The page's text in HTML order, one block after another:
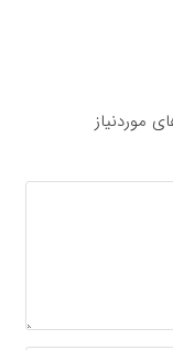
موردنیاز